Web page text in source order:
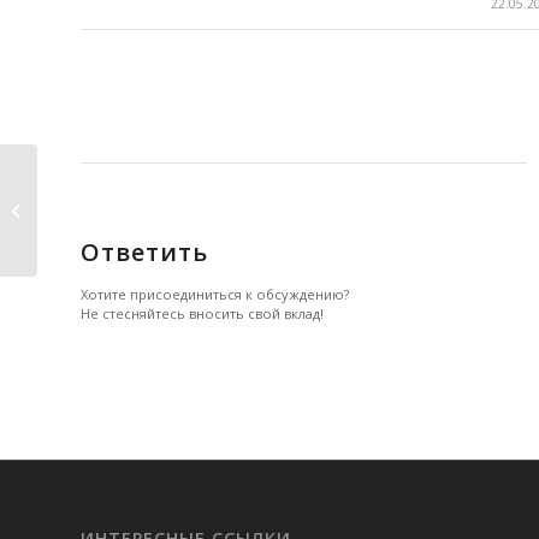
Ответить
Хотите присоединиться к обсуждению?
Не стесняйтесь вносить свой вклад!